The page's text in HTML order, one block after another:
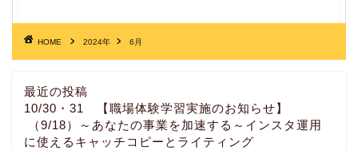
HOME 2024年 6月
最近の投稿
10/30・31 【職場体験学習実施のお知らせ】
（9/18）～あなたの事業を加速する～インスタ運用
に使えるキャッチコピーとライティング